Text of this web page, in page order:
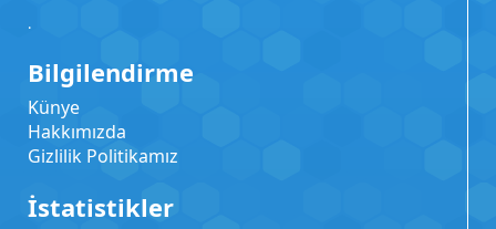
.
Bilgilendirme
Künye
Hakkımızda
Gizlilik Politikamız
İstatistikler